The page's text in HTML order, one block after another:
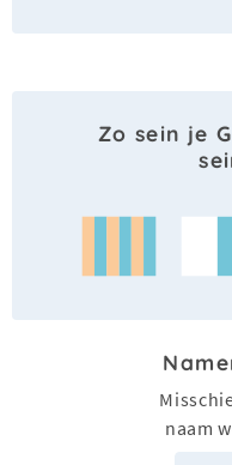
Zo sein je
naam